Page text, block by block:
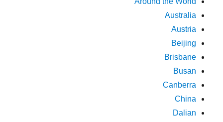
Australia
Austria
Beijing
Brisbane
Busan
Canberra
China
Dalian